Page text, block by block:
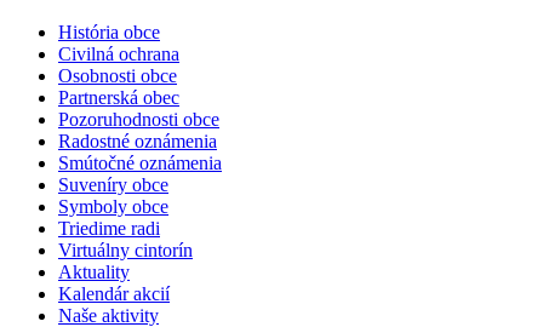
História obce
Civilná ochrana
Osobnosti obce
Partnerská obec
Pozoruhodnosti obce
Radostné oznámenia
Smútočné oznámenia
Suveníry obce
Symboly obce
Triedime radi
Virtuálny cintorín
Aktuality
Kalendár akcií
Naše aktivity